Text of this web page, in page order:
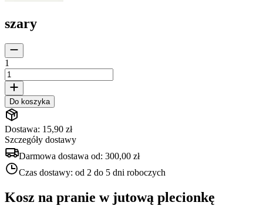
szary
1
Do koszyka
Dostawa: 15,90 zł
Szczegóły dostawy
Darmowa dostawa od: 300,00 zł
Czas dostawy: od 2 do 5 dni roboczych
Kosz na pranie w jutową plecionkę